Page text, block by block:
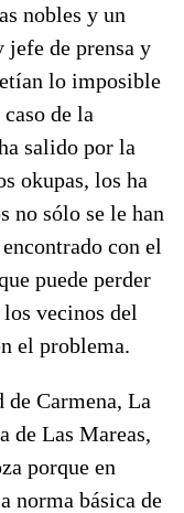
nobles y un
jefe de prensa y
lo imposible
de la
salido por la
okupas, los ha
no sólo se le han
con el
puede perder
los vecinos del
el problema.
Carmena, La
de Las Mareas,
porque en
norma básica de